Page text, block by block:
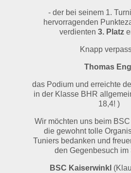
- der bei seinem 1.
hervorragenden
verdienten 3. Platz
Knapp
Thomas Engl
das Podium und erreichte
in der Klasse BHR
18,4! )
Wir möchten uns beim
die gewohnt tolle
Tuniers bedanken und
den Gegenbesuch im
BSC Kaiserwinkl